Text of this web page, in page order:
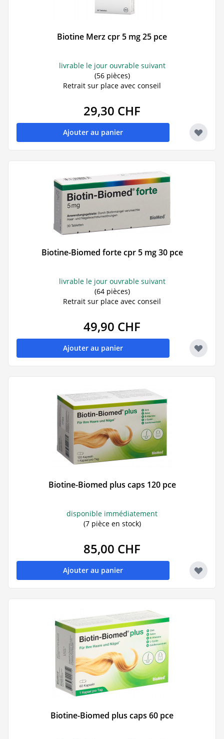
Biotine Merz cpr 5 mg 25 pce
livrable le jour ouvrable suivant
(56 pièces)
Retrait sur place avec conseil
29,30 CHF
Ajouter au panier
Biotine-Biomed forte cpr 5 mg 30 pce
livrable le jour ouvrable suivant
(64 pièces)
Retrait sur place avec conseil
49,90 CHF
Ajouter au panier
Biotine-Biomed plus caps 120 pce
disponible immédiatement
(7 pièce en stock)
85,00 CHF
Ajouter au panier
Biotine-Biomed plus caps 60 pce